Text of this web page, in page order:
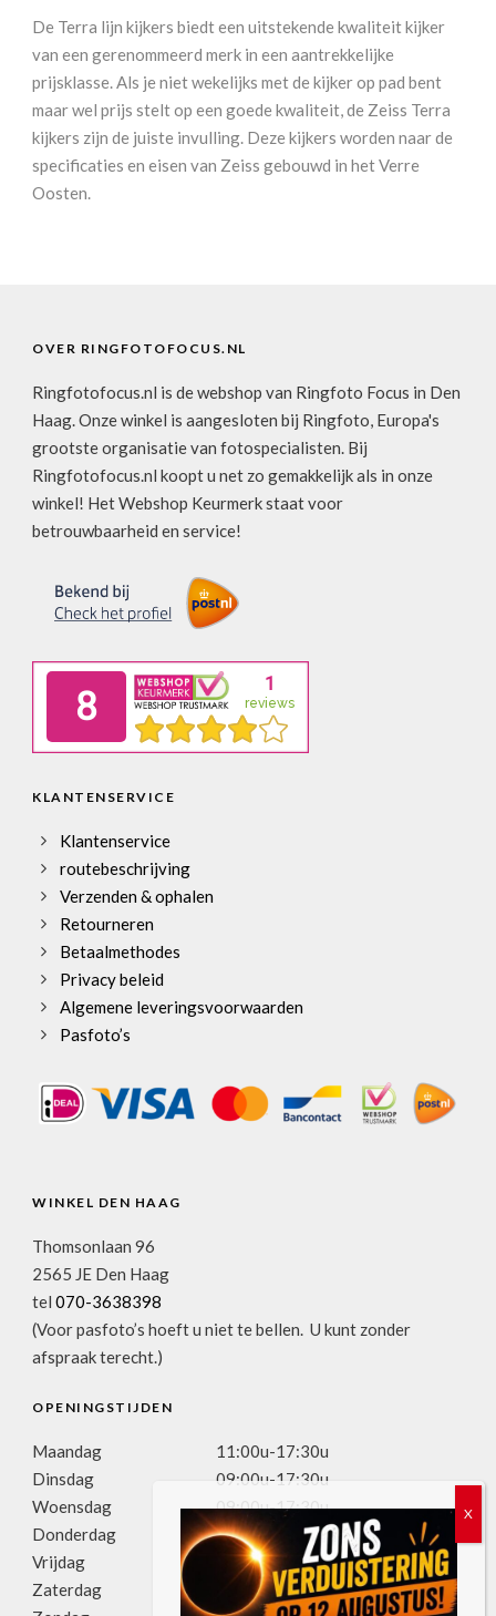
De Terra lijn kijkers biedt een uitstekende kwaliteit kijker
van een gerenommeerd merk in een aantrekkelijke
prijsklasse. Als je niet wekelijks met de kijker op pad bent
maar wel prijs stelt op een goede kwaliteit, de Zeiss Terra
kijkers zijn de juiste invulling. Deze kijkers worden naar de
specificaties en eisen van Zeiss gebouwd in het Verre
Oosten.
OVER RINGFOTOFOCUS.NL
Ringfotofocus.nl is de webshop van Ringfoto Focus in Den
Haag. Onze winkel is aangesloten bij Ringfoto, Europa's
grootste organisatie van fotospecialisten. Bij
Ringfotofocus.nl koopt u net zo gemakkelijk als in onze
winkel! Het Webshop Keurmerk staat voor
betrouwbaarheid en service!
KLANTENSERVICE
Klantenservice
routebeschrijving
Verzenden & ophalen
Retourneren
Betaalmethodes
Privacy beleid
Algemene leveringsvoorwaarden
Pasfoto’s
WINKEL DEN HAAG
Thomsonlaan 96
2565 JE Den Haag
tel 070-3638398
(Voor pasfoto’s hoeft u niet te bellen. U kunt zonder
afspraak terecht.)
OPENINGSTIJDEN
Maandag
11:00u-17:30u
Dinsdag
09:00u-17:30u
Woensdag
09:00u-17:30u
Donderdag
09:00u-17:30u
Vrijdag
09:00u-17:30u
Zaterdag
09:00u-17:00u